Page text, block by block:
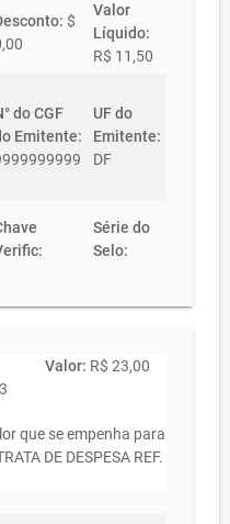
$
Valor
Líquido:
R$ 11,50
do CGF
Emitente:
UF do
Emitente:
DF
Série do
Selo:
Valor: R$ 23,00
que se empenha para
DE DESPESA REF.